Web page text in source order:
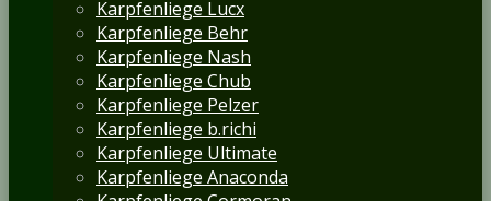
Karpfenliege Lucx
Karpfenliege Behr
Karpfenliege Nash
Karpfenliege Chub
Karpfenliege Pelzer
Karpfenliege b.richi
Karpfenliege Ultimate
Karpfenliege Anaconda